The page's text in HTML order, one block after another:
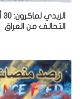
التحالف من العراق